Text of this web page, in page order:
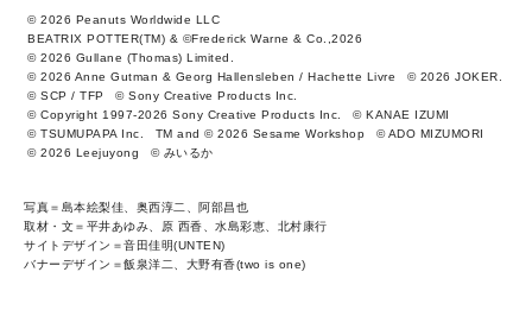
© 2026 Peanuts Worldwide LLC
BEATRIX POTTER(TM) & ©Frederick Warne & Co.,2026
© 2026 Gullane (Thomas) Limited.
© 2026 Anne Gutman & Georg Hallensleben / Hachette Livre
© 2026 JOKER.
© SCP / TFP
© Sony Creative Products Inc.
© Copyright 1997-2026 Sony Creative Products Inc.
© KANAE IZUMI
© TSUMUPAPA Inc.
TM and © 2026 Sesame Workshop
© ADO MIZUMORI
© 2026 Leejuyong
© みいるか
写真＝島本絵梨佳、奥西淳二、阿部昌也
取材・文＝平井あゆみ、原 西香、水島彩恵、北村康行
サイトデザイン＝音田佳明(UNTEN)
バナーデザイン＝飯泉洋二、大野有香(two is one)